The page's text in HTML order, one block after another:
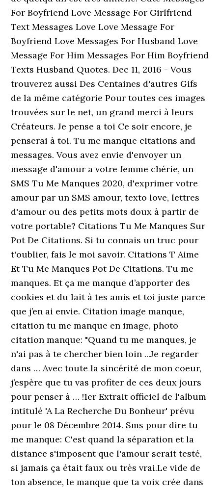
For Boyfriend Love Message For Girlfriend
Text Messages Love Love Message For
Boyfriend Love Messages For Husband Love
Message For Him Messages For Him Boyfriend
Texts Husband Quotes. Dec 11, 2016 - Vous
trouverez aussi Des Centaines d'autres Gifs
de la même catégorie Pour toutes ces images
trouvées sur le net, un grand merci à leurs
Créateurs. Je pense a toi Ce soir encore, je
penserai à toi. Tu me manque citations and
messages. Vous avez envie d'envoyer un
message d'amour a votre femme chérie, un
SMS Tu Me Manques 2020, d'exprimer votre
amour par un SMS amour, texto love, lettres
d'amour ou des petits mots doux à partir de
votre portable? Citations Tu Me Manques Sur
Pot De Citations. Si tu connais un truc pour
t'oublier, fais le moi savoir. Citations T Aime
Et Tu Me Manques Pot De Citations. Tu me
manques. Et ça me manque d’apporter des
cookies et du lait à tes amis et toi juste parce
que j’en ai envie. Citation image manque,
citation tu me manque en image, photo
citation manque: "Quand tu me manques, je
n'ai pas à te chercher bien loin ...Je regarder
dans … Avec toute la sincérité de mon coeur,
j’espère que tu vas profiter de ces deux jours
pour penser à … !1er Extrait officiel de l'album
intitulé 'A La Recherche Du Bonheur' prévu
pour le 08 Décembre 2014. Sms pour dire tu
me manque: C'est quand la séparation et la
distance s'imposent que l'amour serait testé,
si jamais ça était faux ou très vrai.Le vide de
ton absence, le manque que ta voix crée dans